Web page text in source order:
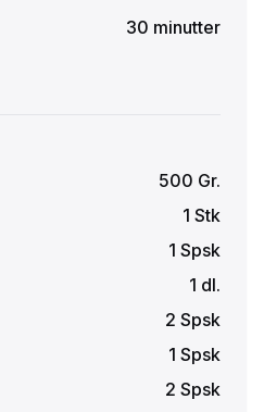
30 minutter
500 Gr.
1 Stk
1 Spsk
1 dl.
2 Spsk
1 Spsk
2 Spsk